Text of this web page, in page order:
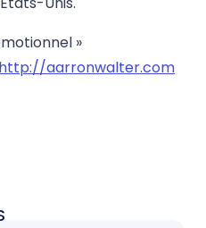
»
http://aarronwalter.com